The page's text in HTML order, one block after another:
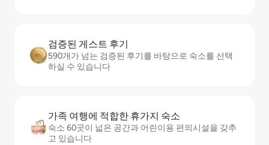
검증된 게스트 후기
590개가 넘는 검증된 후기를 바탕으로 숙소를 선택
하실 수 있습니다
가족 여행에 적합한 휴가지 숙소
숙소 60곳이 넓은 공간과 어린이용 편의시설을 갖추
고 있습니다